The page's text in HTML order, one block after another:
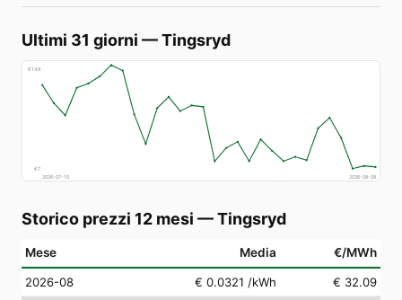
Ultimi 31 giorni —Tingsryd
€148
€7
2026-07-10
2026-08-08
Storico prezzi 12 mesi —Tingsryd
Mese Media €/MWh
2026-08 € 0.0321 /kWh
€ 32.09